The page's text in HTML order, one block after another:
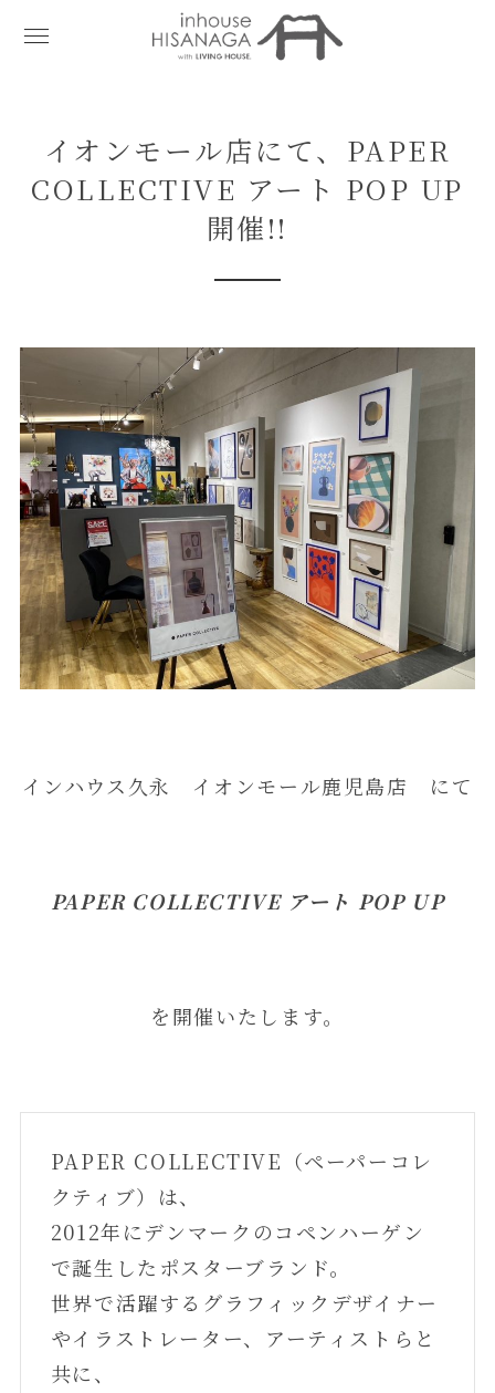
イオンモール店にて、PAPER
COLLECTIVE アート POP UP
開催!!
インハウス久永 イオンモール鹿児島店 にて
PAPER COLLECTIVE アート POP UP
を開催いたします。
PAPER COLLECTIVE（ペーパーコレ
クティブ）は、
2012年にデンマークのコペンハーゲン
で誕生したポスターブランド。
世界で活躍するグラフィックデザイナー
やイラストレーター、アーティストらと
共に、